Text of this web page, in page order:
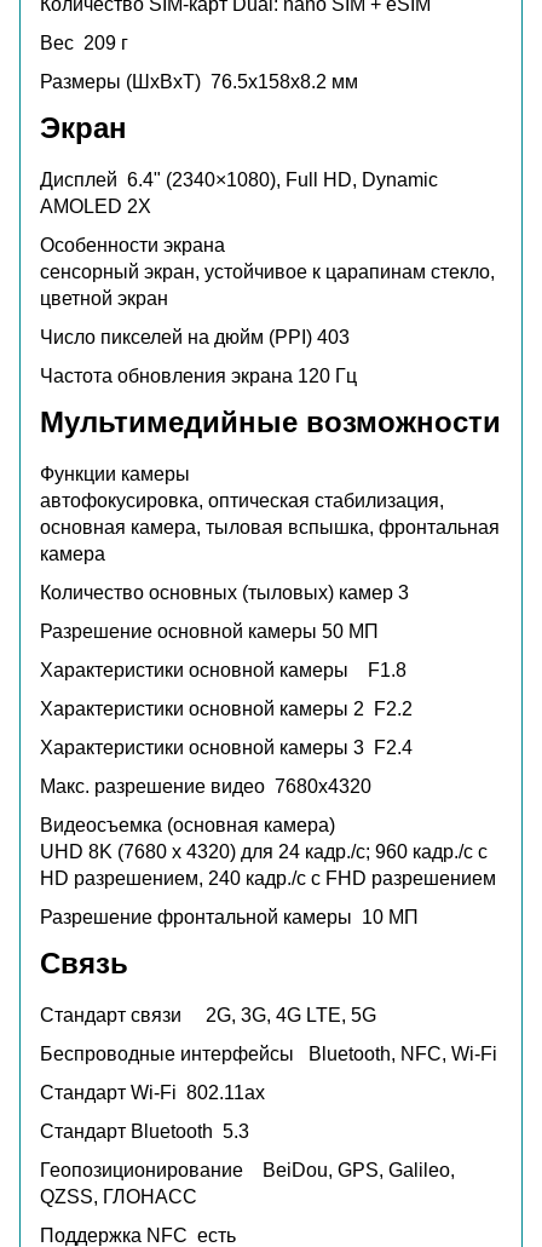
Вес 209 г
Размеры (ШxВxТ) 76.5x158x8.2 мм
Экран
Дисплей 6.4" (2340×1080), Full HD, Dynamic
AMOLED 2X
Особенности экрана
сенсорный экран, устойчивое к царапинам стекло,
цветной экран
Число пикселей на дюйм (PPI) 403
Частота обновления экрана 120 Гц
Мультимедийные возможности
Функции камеры
автофокусировка, оптическая стабилизация,
основная камера, тыловая вспышка, фронтальная
камера
Количество основных (тыловых) камер 3
Разрешение основной камеры 50 МП
Характеристики основной камеры
F1.8
Характеристики основной камеры 2
F2.2
Характеристики основной камеры 3 F2.4
Макс. разрешение видео 7680x4320
Видеосъемка (основная камера)
UHD 8K (7680 x 4320) для 24 кадр./c; 960 кадр./с с
HD разрешением, 240 кадр./с с FHD разрешением
Разрешение фронтальной камеры 10 МП
Связь
Стандарт связи 2G, 3G, 4G LTE, 5G
Беспроводные интерфейсы
Bluetooth, NFC, Wi-Fi
Стандарт Wi-Fi 802.11ax
Стандарт Bluetooth 5.3
Геопозиционирование
BeiDou, GPS, Galileo,
QZSS, ГЛОНАСС
Поддержка NFC есть